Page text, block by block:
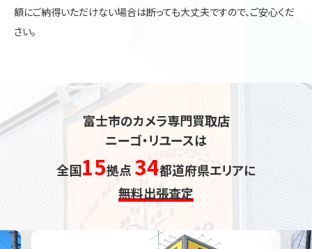
額にご納得いただけない場合は断っても大丈夫ですので、ご安心くだ
さい。
富士市のカメラ専門買取店
ニーゴ・リユースは
全国15拠点 34都道府県エリアに
無料出張査定